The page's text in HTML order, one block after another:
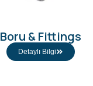
Boru & Fittings
Detaylı Bilgi